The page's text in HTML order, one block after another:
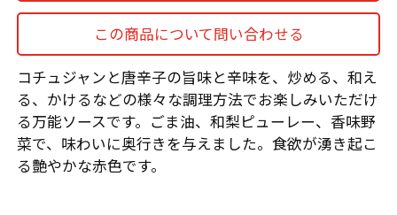
この商品について問い合わせる
コチュジャンと唐辛子の旨味と辛味を、炒める、和え
る、かけるなどの様々な調理方法でお楽しみいただけ
る万能ソースです。ごま油、和梨ピューレー、香味野
菜で、味わいに奥行きを与えました。食欲が湧き起こ
る艶やかな赤色です。